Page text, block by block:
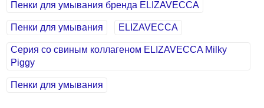
Пенки для умывания бренда ELIZAVECCA
Пенки для умывания ELIZAVECCA
Серия со свиным коллагеном ELIZAVECCA Milky
Piggy
Пенки для умывания